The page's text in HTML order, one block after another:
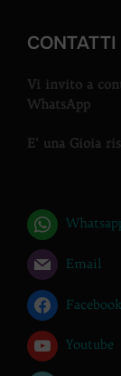
CONTATTI
Vi invito a
WhatsApp
E’ una Gioia
Email
Facebook
Youtube